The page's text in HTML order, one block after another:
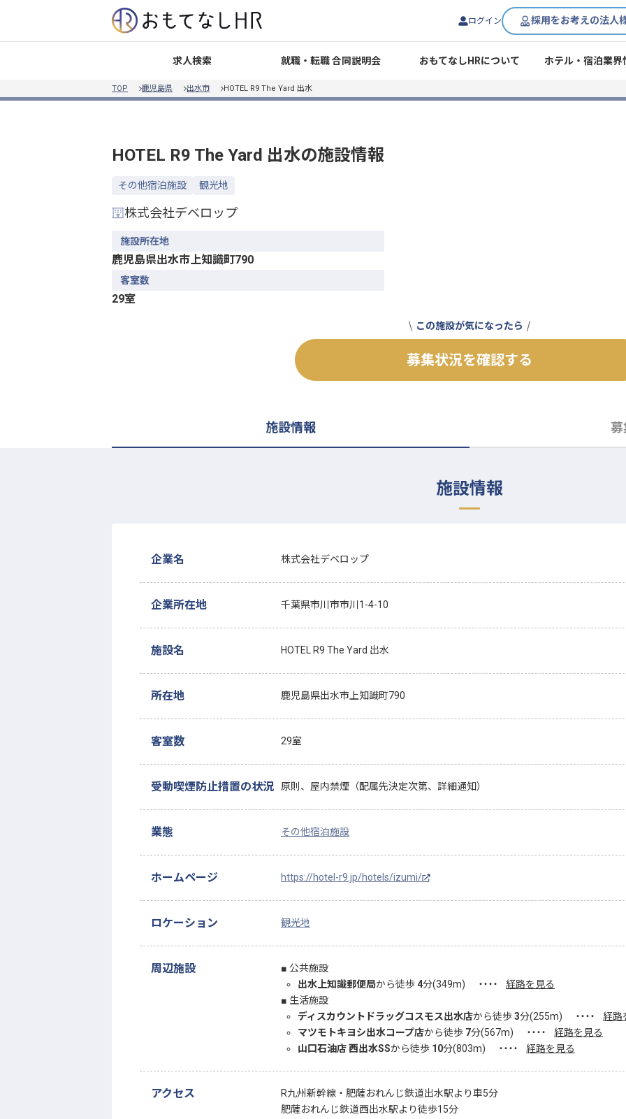
ログイン 採用をお考えの法人
求人検索 就職・転職 合同説明会 おもてなしHRについて ホテル・宿泊業界
TOP 鹿児島県 出水市 HOTEL R9 The Yard 出水
HOTEL R9 The Yard 出水の施設情報
その他宿泊施設 観光地
株式会社デベロップ
施設所在地
鹿児島県出水市上知識町790
客室数
29室
この施設が気になったら
募集状況を確認する
施設情報 募
施設情報
企業名 株式会社デベロップ
企業所在地 千葉県市川市市川1-4-10
施設名 HOTEL R9 The Yard 出水
所在地 鹿児島県出水市上知識町790
客室数 29室
受動喫煙防止措置の状況 原則、屋内禁煙（配属先決定次第、詳細通知）
業態 その他宿泊施設
ホームページ https://hotel-r9.jp/hotels/izumi/
ロケーション 観光地
周辺施設
公共施設
出水上知識郵便局から徒歩4分(349m) ・・・・
経路を見る
生活施設
ディスカウントドラッグコスモス出水店から徒歩3分(255m) ・・・・
経路
マツモトキヨシ出水コープ店から徒歩 7分(567m) ・・・・
経路を見る
山口石油店 西出水SSから徒歩 10分(803m) ・・・・ 経路を見る
アクセス
R九州新幹線・肥薩おれんじ鉄道出水駅より車5分
肥薩おれんじ鉄道西出水駅より徒歩15分